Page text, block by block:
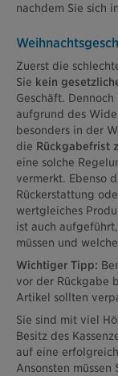
nachdem Sie sich
Zuerst die
Sie kein
Geschäft.
aufgrund des
besonders in der
die Rückgabefrist
eine solche
vermerkt. Ebenso
Rückerstattung
wertgleiches
ist auch
müssen und
Wichtiger Tipp:
vor der Rückgabe
Artikel sollten
Sie sind mit viel
Besitz des
auf eine
Ansonsten